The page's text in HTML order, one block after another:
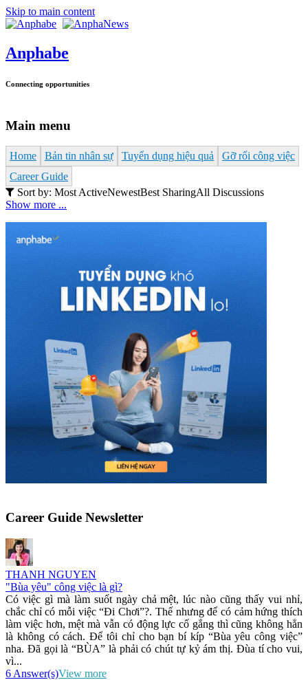
Skip to main content
Anphabe
Connecting opportunities
Main menu
Home Bản tin nhân sự Tuyển dụng hiệu quả
Gỡ rối công việc
Career Guide
Sort by: Most ActiveNewestBest SharingAll Discussions
Show more ...
Career Guide Newsletter
THANH NGUYEN
"Bùa yêu" công việc là gì?
Có việc gì mà làm suốt ngày chả mệt, lúc nào cũng thấy vui nhỉ,
chắc chỉ có mỗi việc “Đi Chơi”?. Thế nhưng để có cảm hứng thích
làm việc hơn, mệt mà vẫn có động lực cố gắng thì cũng không hẳn
là không có cách. Để tôi chỉ cho bạn bí kíp “Bùa yêu công việc”
nha. Đã gọi là “BÙA” là phải có chút tự kỷ ám thị. Đùa tí cho vui,
vì...
6 Answer(s)View more